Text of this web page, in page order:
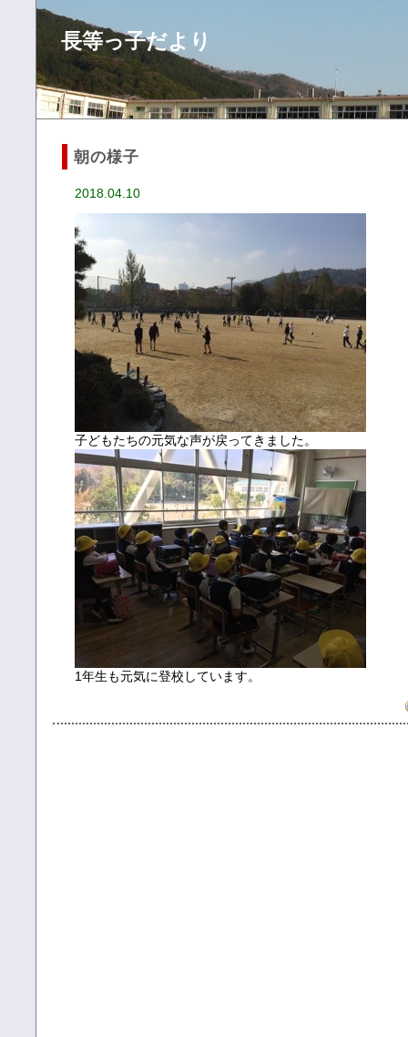
長等っ子だより
朝の様子
2018.04.10
子どもたちの元気な声が戻ってきました。
1年生も元気に登校しています。